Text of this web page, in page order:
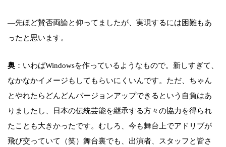
―先ほど賛否両論と仰ってましたが、実現するには困難もあ
ったと思います。
奥 ：いわばWindowsを作っているようなもので。新しすぎて、
なかなかイメージもしてもらいにくいんです。ただ、ちゃん
とやれたらどんどんバージョンアップできるという自負はあ
りましたし、日本の伝統芸能を継承する方々の協力を得られ
たことも大きかったです。むしろ、今も舞台上でアドリブが
飛び交っていて（笑）舞台裏でも、出演者、スタッフと皆さ